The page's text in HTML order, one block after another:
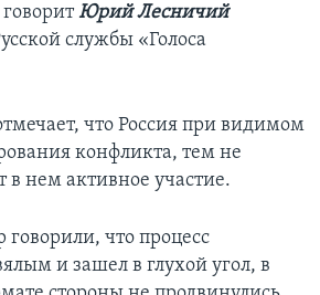
Юрий Лесничий
службы «Голоса
что Россия при видимом
конфликта, тем не
нем активное участие.
что процесс
и зашел в глухой угол, в